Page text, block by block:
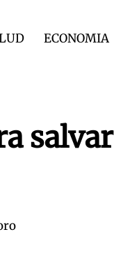
ECONOMIA
salvar